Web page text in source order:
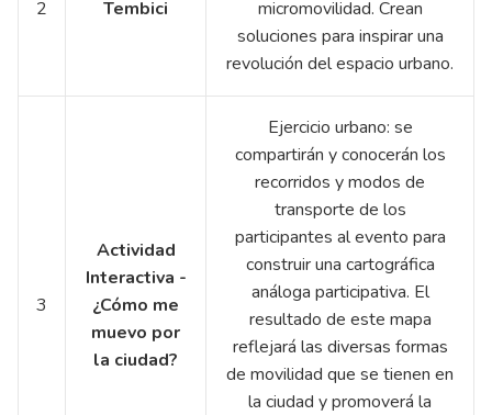
2 Tembici
micromovilidad. Crean
soluciones para inspirar una
revolución del espacio urbano.
3
Actividad
Interactiva -
¿Cómo me
muevo por
la ciudad?
Ejercicio urbano: se
compartirán y conocerán los
recorridos y modos de
transporte de los
participantes al evento para
construir una cartográfica
análoga participativa. El
resultado de este mapa
reflejará las diversas formas
de movilidad que se tienen en
la ciudad y promoverá la